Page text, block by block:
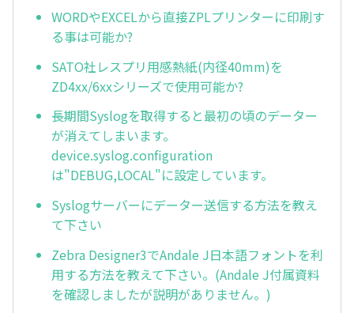
WORDやEXCELから直接ZPLプリンターに印刷す
る事は可能か?
SATO社レスプリ用感熱紙(内径40mm)を
ZD4xx/6xxシリーズで使用可能か?
長期間Syslogを取得すると最初の頃のデーター
が消えてしまいます。
device.syslog.configuration
は"DEBUG,LOCAL"に設定しています。
Syslogサーバーにデーター送信する方法を教え
て下さい
Zebra Designer3でAndale J日本語フォントを利
用する方法を教えて下さい。(Andale J付属資料
を確認しましたが説明がありません。)